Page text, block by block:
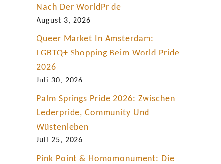
Nach Der WorldPride
August 3, 2026
Queer Market In Amsterdam:
LGBTQ+ Shopping Beim World Pride
2026
Juli 30, 2026
Palm Springs Pride 2026: Zwischen
Lederpride, Community Und
Wüstenleben
Juli 25, 2026
Pink Point & Homomonument: Die